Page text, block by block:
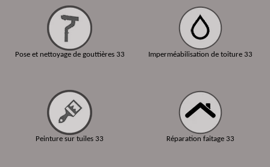
Pose et nettoyage de gouttières 33
Peinture sur tuiles 33
Imperméabilisation de toiture 33
Réparation faitage 33